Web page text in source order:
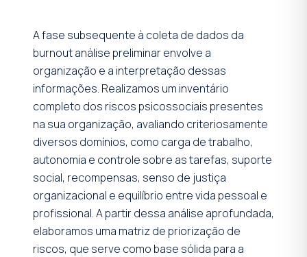
A fase subsequente à coleta de dados da
burnout análise preliminar envolve a
organização e a interpretação dessas
informações. Realizamos um inventário
completo dos riscos psicossociais presentes
na sua organização, avaliando criteriosamente
diversos domínios, como carga de trabalho,
autonomia e controle sobre as tarefas, suporte
social, recompensas, senso de justiça
organizacional e equilíbrio entre vida pessoal e
profissional. A partir dessa análise aprofundada,
elaboramos uma matriz de priorização de
riscos, que serve como base sólida para a